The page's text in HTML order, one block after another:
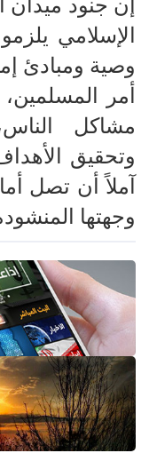
إن جنود
الإسلامي
وصية ومبادئ
أمر
مشاكل
وتحقيق
آملاً أن تصل
وجهتها